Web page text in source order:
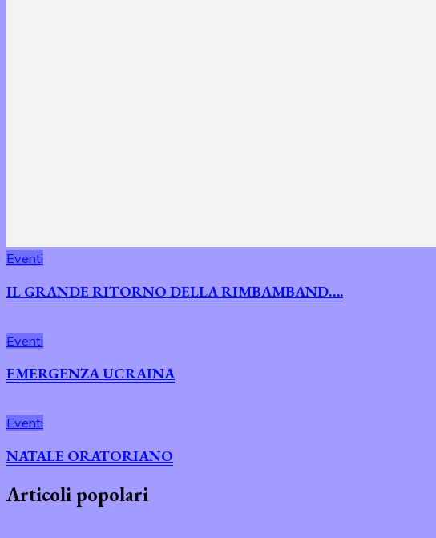
Eventi
IL GRANDE RITORNO DELLA RIMBAMBAND….
Eventi
EMERGENZA UCRAINA
Eventi
NATALE ORATORIANO
Articoli popolari